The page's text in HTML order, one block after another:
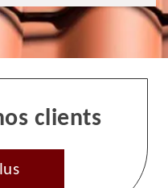
clients